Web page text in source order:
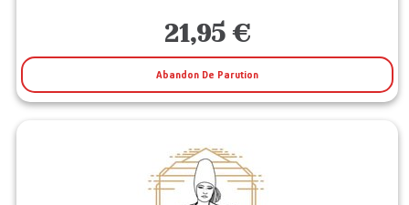
21,95 €
Abandon De Parution